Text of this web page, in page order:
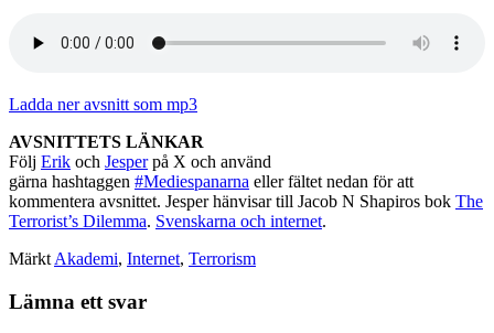
Ladda ner avsnitt som mp3
AVSNITTETS LÄNKAR
Följ Erik och Jesperpå X och använd
gärna hashtaggen #Mediespanarna eller fältet nedan för att
kommentera avsnittet. Jesper hänvisar till Jacob N Shapiros bok The
Terrorist’s Dilemma. Svenskarna och internet.
Märkt Akademi, Internet, Terrorism
Lämna ett svar